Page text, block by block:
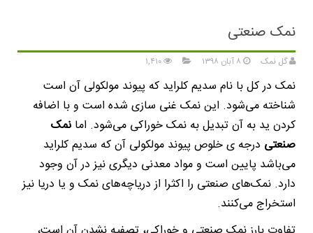
نمک صنعتی
گل نمک
نمک در کل با نام سدیم کلراید که پیوند مولکولی آن است
شناخته می‌شود. این نمک غنی سازی شده است و با اضافه
کردن ید به آن تبدیل به نمک خوراکی می‌شود. اما نمک
صنعتی درجه ی خلوص پیوند مولکولی آن که سدیم کلراید
می‌باشد پایین است و مواد معدنی دیگری نیز در آن وجود
دارد. نمک‌های صنعتی را اکثرا از دریاچه‌های نمک و یا دریا نیز
استخراج می‌کنند.